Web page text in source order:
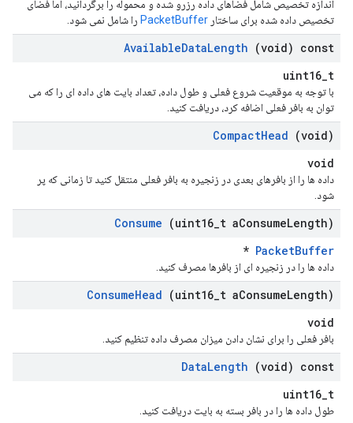
اندازه تخصیص شامل فضاهای داده رزرو شده و محموله را برگردانید، اما فضای
تخصیص داده شده برای ساختار PacketBuffer را شامل نمی شود.
AvailableDataLength (void) const
uint16_t
با توجه به موقعیت شروع فعلی و طول داده، تعداد بایت های داده ای را که می
توان به بافر فعلی اضافه کرد، دریافت کنید.
CompactHead (void)
void
داده ها را از بافرهای بعدی در زنجیره به بافر فعلی منتقل کنید تا زمانی که پر
شود.
Consume (uint16 t aConsumeLength)
PacketBuffer
*
داده ها را در زنجیره ای از بافرها مصرف کنید.
ConsumeHead (uint16 t aConsumeLength)
void
بافر فعلی را برای نشان دادن میزان مصرف داده تنظیم کنید.
DataLength (void) const
uint16_t
طول داده ها را در بافر بسته به بایت دریافت کنید.